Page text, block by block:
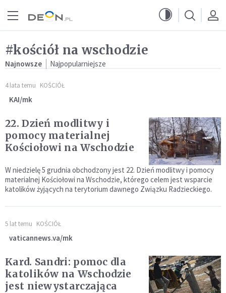
#kościół na wschodzie
Najnowsze Najpopularniejsze
4 lata temu KOŚCIÓŁ
KAI/mk
22. Dzień modlitwy i
pomocy materialnej
Kościołowi na Wschodzie
W niedzielę 5 grudnia obchodzony jest 22. Dzień modlitwy i pomocy
materialnej Kościołowi na Wschodzie, którego celem jest wsparcie
katolików żyjących na terytorium dawnego Związku Radzieckiego.
5 lat temu KOŚCIÓŁ
vaticannews.va/mk
Kard. Sandri: pomoc dla
katolików na Wschodzie
jest niewystarczająca